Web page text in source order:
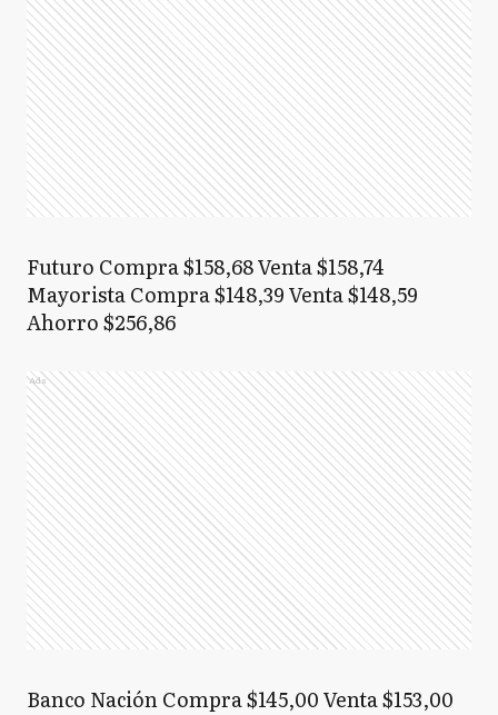
Futuro Compra $158,68 Venta $158,74
Mayorista Compra $148,39 Venta $148,59
Ahorro $256,86
Ads
Banco Nación Compra $145,00 Venta $153,00